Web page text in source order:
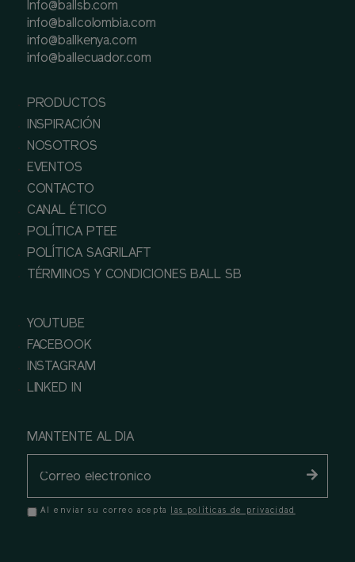
Info@ballsb.com
info@ballcolombia.com
info@ballkenya.com
info@ballecuador.com
PRODUCTOS
INSPIRACIÓN
NOSOTROS
EVENTOS
CONTACTO
CANAL ÉTICO
POLÍTICA PTEE
POLÍTICA SAGRILAFT
TÉRMINOS Y CONDICIONES BALL SB
YOUTUBE
FACEBOOK
INSTAGRAM
LINKED IN
MANTENTE AL DIA
Al enviar su correo acepta las políticas de privacidad